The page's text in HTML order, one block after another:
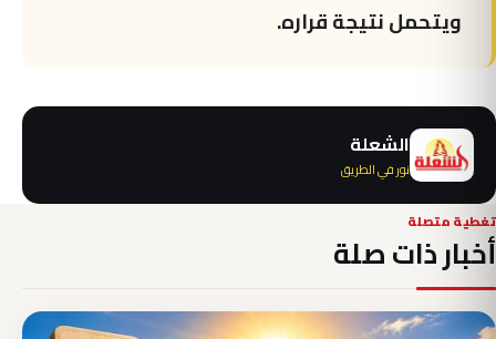
ويتحمل نتيجة قراره.
الشعلة
نور في الطريق
تغطية متصلة
أخبار ذات صلة